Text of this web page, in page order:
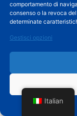
comportamento di
consenso o la revoca
determinate
Gestisci opzioni
Una volta che
recinzioni
ciascuno per
programmare
specifici della
tempistica.
Italian